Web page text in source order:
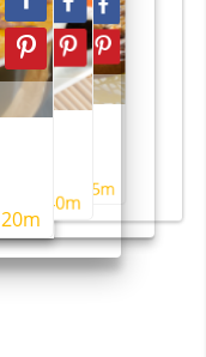
20m
40m
55m